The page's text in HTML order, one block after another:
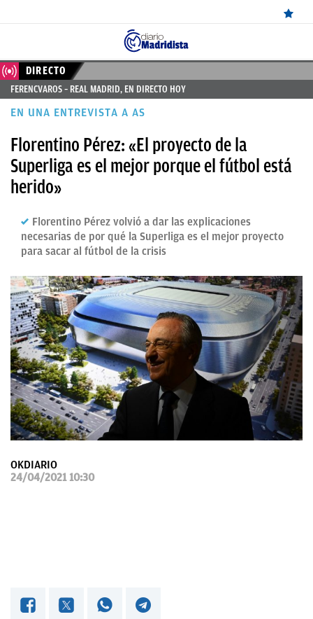
ÚLTIMAS
NOTICIAS
MADRID
BALONCESTO
FICHAJES
DIRECTO
FEMENINO
PAPARAZZI
OKDIARIO
DIRECTO
FERENCVAROS – REAL MADRID, EN DIRECTO HOY
EN UNA ENTREVISTA A AS
Florentino Pérez: «El proyecto de la
Superliga es el mejor porque el fútbol está
herido»
Florentino Pérez volvió a dar las explicaciones
necesarias de por qué la Superliga es el mejor proyecto
para sacar al fútbol de la crisis
OKDIARIO
24/04/2021 10:30